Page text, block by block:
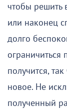
чтобы решить
или наконец
долго
получится,
новое. Не
полученный